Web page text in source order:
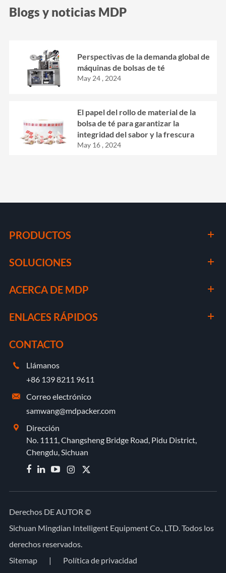
Blogs y noticias MDP
Perspectivas de la demanda global de
máquinas de bolsas de té
May 24 , 2024
El papel del rollo de material de la
bolsa de té para garantizar la
integridad del sabor y la frescura
May 16 , 2024
PRODUCTOS
SOLUCIONES
ACERCA DE MDP
ENLACES RÁPIDOS
CONTACTO

Llámanos
+86 139 8211 9611

Correo electrónico
samwang@mdpacker.com

Dirección
No. 1111, Changsheng Bridge Road, Pidu District,
Chengdu, Sichuan
 
Derechos DE AUTOR ©
Sichuan Mingdian Intelligent Equipment Co., LTD.Todos los
derechos reservados.
Sitemap
| Política de privacidad